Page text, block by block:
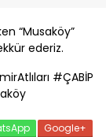
“Musaköy”
ederiz.
#ÇABİP
Google+